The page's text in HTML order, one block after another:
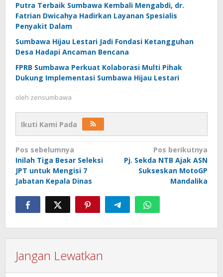
Putra Terbaik Sumbawa Kembali Mengabdi, dr.
Fatrian Dwicahya Hadirkan Layanan Spesialis
Penyakit Dalam
Sumbawa Hijau Lestari Jadi Fondasi Ketangguhan
Desa Hadapi Ancaman Bencana
FPRB Sumbawa Perkuat Kolaborasi Multi Pihak
Dukung Implementasi Sumbawa Hijau Lestari
oleh zensumbawa
Ikuti Kami Pada
Navigasi
pos
Pos sebelumnya
Inilah Tiga Besar Seleksi
JPT untuk Mengisi 7
Jabatan Kepala Dinas
Pos berikutnya
Pj. Sekda NTB Ajak ASN
Sukseskan MotoGP
Mandalika
Jangan Lewatkan